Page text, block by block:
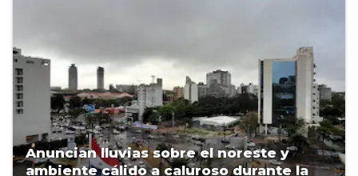
Anuncian lluvias sobre el noreste y
ambiente cálido a caluroso durante la